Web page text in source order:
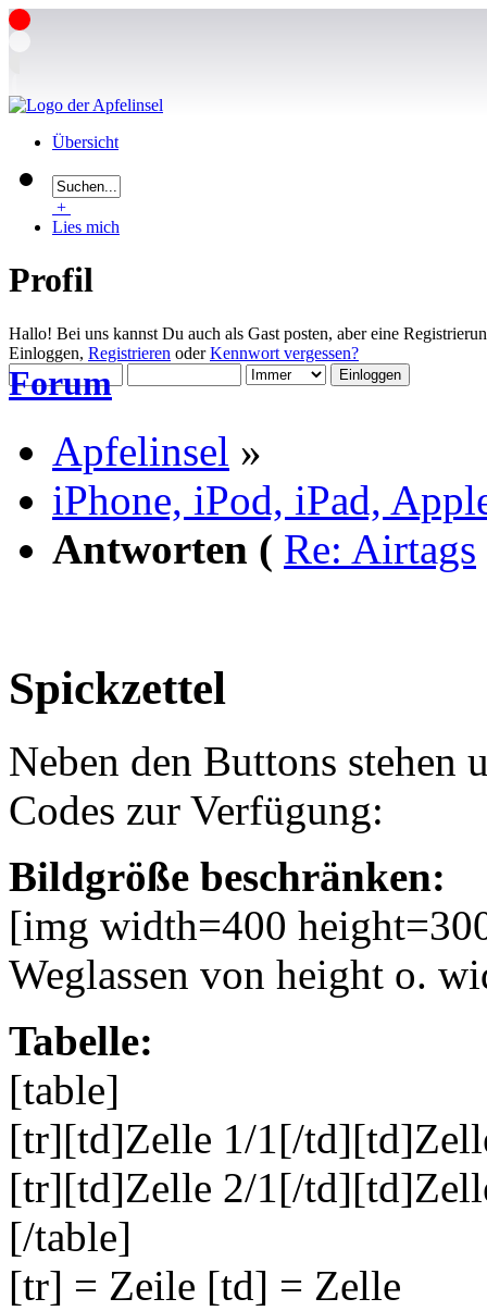
Übersicht
+
Lies mich
Profil
Hallo! Bei uns kannst Du auch als Gast posten, aber eine
Einloggen, Registrieren oderKennwort vergessen?
Forum
Apfelinsel »
iPhone, iPod, iPad,
Antworten ( Re: Airtags
Spickzettel
Neben den Buttons stehen
Codes zur Verfügung:
Bildgröße beschränken:
[img width=400
Weglassen von height o.
Tabelle:
[table]
[tr][td]Zelle 1/1[/
[tr][td]Zelle 2/1[/
[/table]
[tr] = Zeile [td] = Zelle